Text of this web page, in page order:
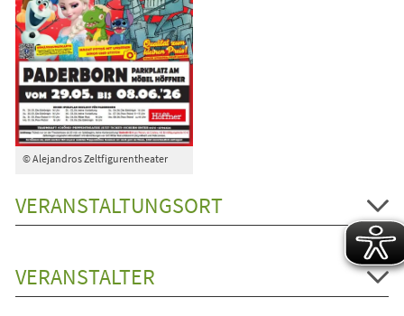
© Alejandros Zeltfigurentheater
VERANSTALTUNGSORT
VERANSTALTER